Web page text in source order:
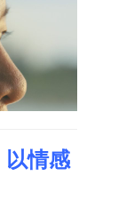
情感